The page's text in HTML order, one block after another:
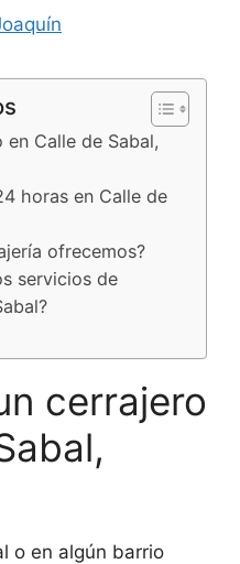
en Calle de Sabal,
horas en Calle de
ofrecemos?
servicios de
cerrajero
o en algún barrio